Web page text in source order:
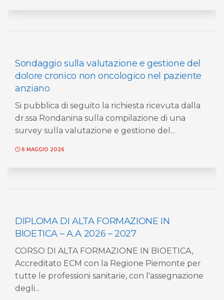
Sondaggio sulla valutazione e gestione del
dolore cronico non oncologico nel paziente
anziano
Si pubblica di seguito la richiesta ricevuta dalla
dr.ssa Rondanina sulla compilazione di una
survey sulla valutazione e gestione del...
6 MAGGIO 2026
DIPLOMA DI ALTA FORMAZIONE IN
BIOETICA – A.A 2026 – 2027
CORSO DI ALTA FORMAZIONE IN BIOETICA,
Accreditato ECM con la Regione Piemonte per
tutte le professioni sanitarie, con l'assegnazione
degli...